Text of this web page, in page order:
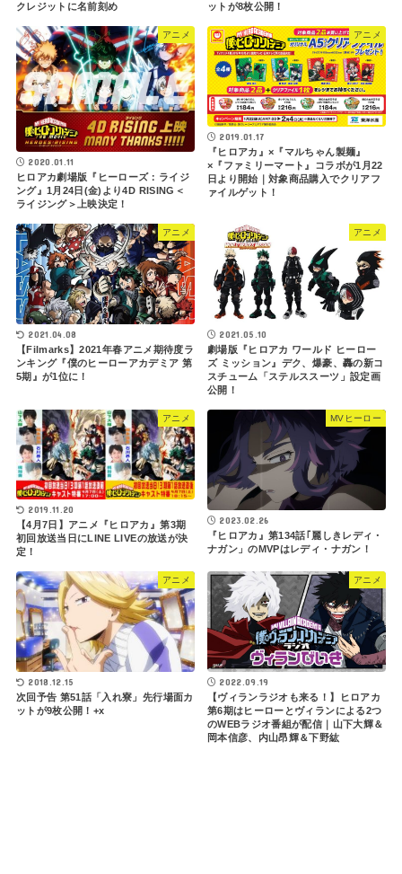
クレジットに名前刻め
ットが8枚公開！
アニメ
2020.01.11
ヒロアカ劇場版『ヒーローズ：ライジ
ング』1月24日(金)より4D RISING＜
ライジング＞上映決定！
アニメ
2019.01.17
『ヒロアカ』×『マルちゃん製麺』
×『ファミリーマート』コラボが1月22
日より開始｜対象商品購入でクリアフ
ァイルゲット！
アニメ
2021.04.08
【Filmarks】2021年春アニメ期待度ラ
ンキング『僕のヒーローアカデミア 第
5期』が1位に！
アニメ
2021.05.10
劇場版『ヒロアカ ワールド ヒーロー
ズ ミッション』デク、爆豪、轟の新コ
スチューム「ステルススーツ」設定画
公開！
アニメ
2019.11.20
【4月7日】アニメ『ヒロアカ』第3期
初回放送当日にLINE LIVEの放送が決
定！
MVヒーロー
2023.02.26
『ヒロアカ』第134話｢麗しきレディ・
ナガン」のMVPはレディ・ナガン！
アニメ
2018.12.15
次回予告 第51話「入れ寮」先行場面カ
ットが9枚公開！+x
アニメ
2022.09.19
【ヴィランラジオも来る！】ヒロアカ
第6期はヒーローとヴィランによる2つ
のWEBラジオ番組が配信｜山下大輝＆
岡本信彦、内山昂輝＆下野紘